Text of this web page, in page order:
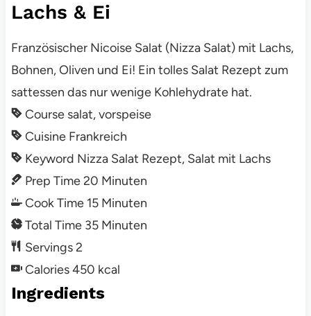
Lachs & Ei
Französischer Nicoise Salat (Nizza Salat) mit Lachs,
Bohnen, Oliven und Ei! Ein tolles Salat Rezept zum
sattessen das nur wenige Kohlehydrate hat.
Course salat, vorspeise
Cuisine Frankreich
Keyword Nizza Salat Rezept, Salat mit Lachs
Prep Time20 Minuten
Cook Time 15 Minuten
Total Time 35 Minuten
Servings2
Calories450 kcal
Ingredients